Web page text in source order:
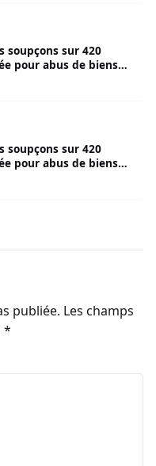
soupçons sur 420
pour abus de biens
soupçons sur 420
pour abus de biens
publiée. Les champs
*